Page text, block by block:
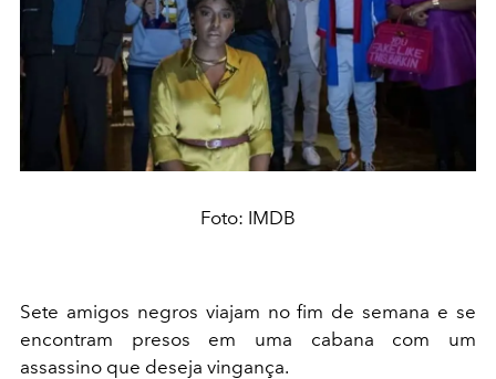
Foto: IMDB
Sete amigos negros viajam no fim de semana e se
encontram presos em uma cabana com um
assassino que deseja vingança.